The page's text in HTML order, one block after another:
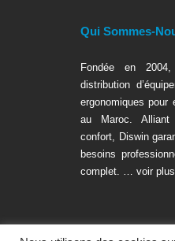
Qui Sommes-
Fondée en
distribution
ergonomiques pour
au Maroc. Alliant
confort, Diswin
besoins
complet. … voir plus